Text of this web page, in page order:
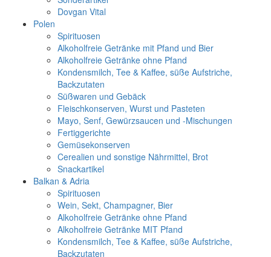
Dovgan Vital
Polen
Spirituosen
Alkoholfreie Getränke mit Pfand und Bier
Alkoholfreie Getränke ohne Pfand
Kondensmilch, Tee & Kaffee, süße Aufstriche,
Backzutaten
Süßwaren und Gebäck
Fleischkonserven, Wurst und Pasteten
Mayo, Senf, Gewürzsaucen und -Mischungen
Fertiggerichte
Gemüsekonserven
Cerealien und sonstige Nährmittel, Brot
Snackartikel
Balkan & Adria
Spirituosen
Wein, Sekt, Champagner, Bier
Alkoholfreie Getränke ohne Pfand
Alkoholfreie Getränke MIT Pfand
Kondensmilch, Tee & Kaffee, süße Aufstriche,
Backzutaten